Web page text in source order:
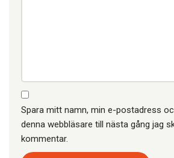
Spara mitt namn, min e-postadress
denna webbläsare till nästa gång jag
kommentar.